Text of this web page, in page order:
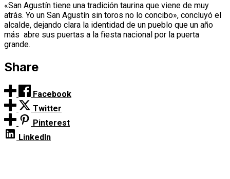
«San Agustín tiene una tradición taurina que viene de muy
atrás. Yo un San Agustín sin toros no lo concibo», concluyó el
alcalde, dejando clara la identidad de un pueblo que un año
más abre sus puertas a la fiesta nacional por la puerta
grande.
Share
Facebook
Twitter
Pinterest
LinkedIn